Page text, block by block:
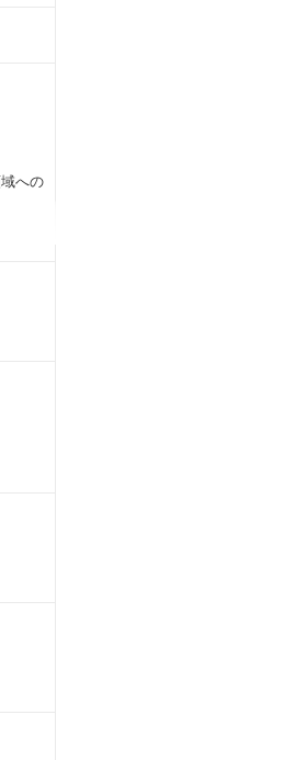
への
行っ